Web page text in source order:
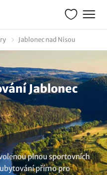
Jablonec nad Nisou
Jablonec
plnou sportovních
přímo pro